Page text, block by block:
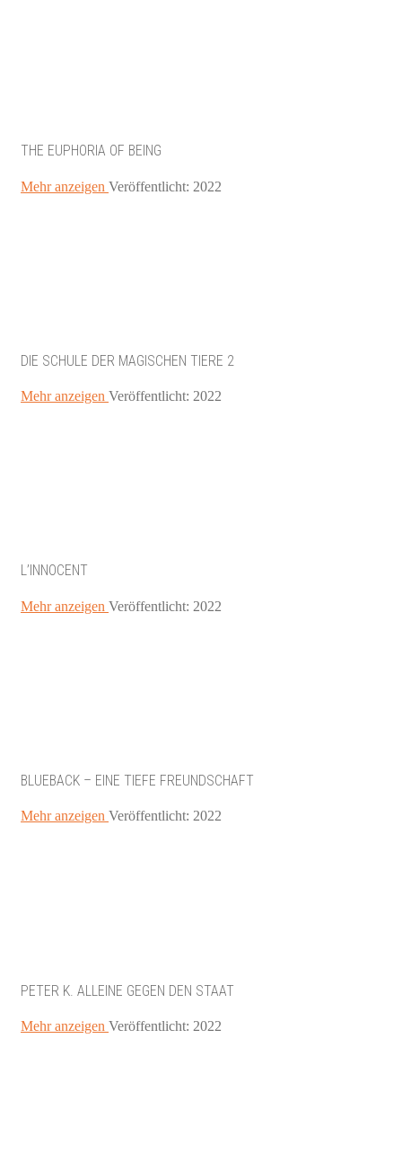
THE EUPHORIA OF BEING
Mehr anzeigen Veröffentlicht: 2022
DIE SCHULE DER MAGISCHEN TIERE 2
Mehr anzeigen Veröffentlicht: 2022
L’INNOCENT
Mehr anzeigen Veröffentlicht: 2022
BLUEBACK – EINE TIEFE FREUNDSCHAFT
Mehr anzeigen Veröffentlicht: 2022
PETER K. ALLEINE GEGEN DEN STAAT
Mehr anzeigen Veröffentlicht: 2022